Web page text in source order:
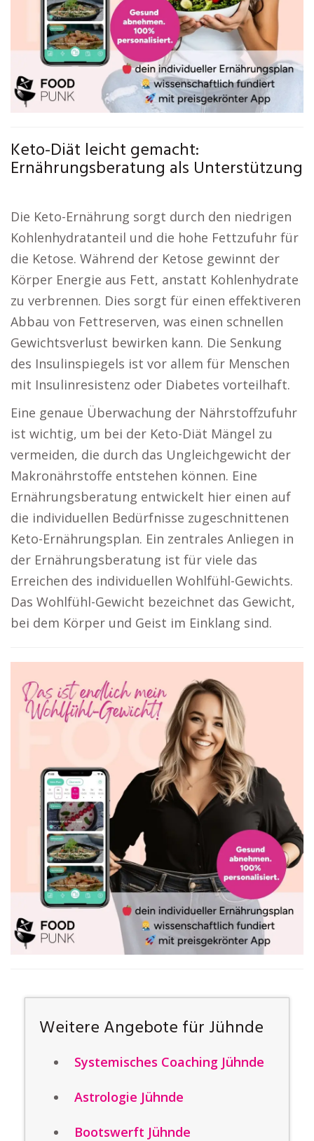
Keto-Diät leicht gemacht:
Ernährungsberatung als Unterstützung
Die Keto-Ernährung sorgt durch den niedrigen
Kohlenhydratanteil und die hohe Fettzufuhr für
die Ketose. Während der Ketose gewinnt der
Körper Energie aus Fett, anstatt Kohlenhydrate
zu verbrennen. Dies sorgt für einen effektiveren
Abbau von Fettreserven, was einen schnellen
Gewichtsverlust bewirken kann. Die Senkung
des Insulinspiegels ist vor allem für Menschen
mit Insulinresistenz oder Diabetes vorteilhaft.
Eine genaue Überwachung der Nährstoffzufuhr
ist wichtig, um bei der Keto-Diät Mängel zu
vermeiden, die durch das Ungleichgewicht der
Makronährstoffe entstehen können. Eine
Ernährungsberatung entwickelt hier einen auf
die individuellen Bedürfnisse zugeschnittenen
Keto-Ernährungsplan. Ein zentrales Anliegen in
der Ernährungsberatung ist für viele das
Erreichen des individuellen Wohlfühl-Gewichts.
Das Wohlfühl-Gewicht bezeichnet das Gewicht,
bei dem Körper und Geist im Einklang sind.
Weitere Angebote für Jühnde
Systemisches Coaching Jühnde
Astrologie Jühnde
Bootswerft Jühnde